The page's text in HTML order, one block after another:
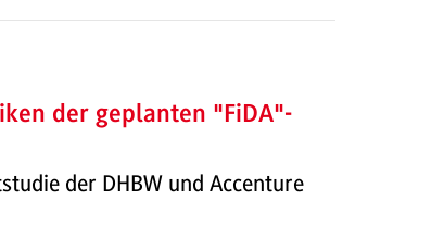
der geplanten "FiDA"-
der DHBW und Accenture